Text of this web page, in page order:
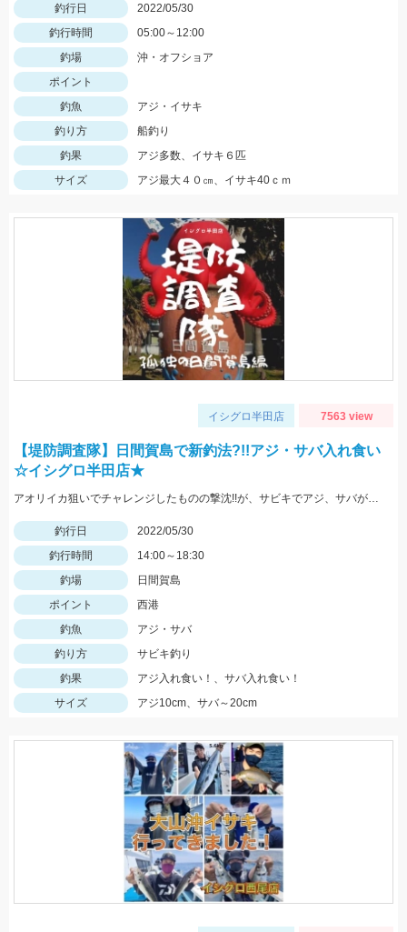
釣行日
2022/05/30
釣行時間
05:00～12:00
釣場
沖・オフショア
ポイント
釣魚
アジ・イサキ
釣り方
船釣り
釣果
アジ多数、イサキ６匹
サイズ
アジ最大４０㎝、イサキ40ｃｍ
イシグロ半田店 7563 view
【堤防調査隊】日間賀島で新釣法?!!アジ・サバ入れ食い
☆イシグロ半田店★
アオリイカ狙いでチャレンジしたものの撃沈!!が、サビキでアジ、サバが入れ食い!!豆アジマッチとサビキ三昧をお忘れなく!
釣行日
2022/05/30
釣行時間
14:00～18:30
釣場
日間賀島
ポイント
西港
釣魚
アジ・サバ
釣り方
サビキ釣り
釣果
アジ入れ食い！、サバ入れ食い！
サイズ
アジ10cm、サバ～20cm